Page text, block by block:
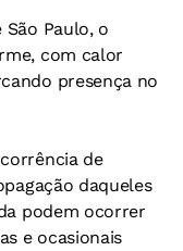
Paulo, o
com calor
presença no
de
daqueles
podem ocorrer
e ocasionais